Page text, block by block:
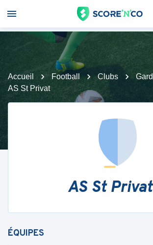
Accueil Football Clubs
Gard
AS St Privat
AS St Privat
ÉQUIPES